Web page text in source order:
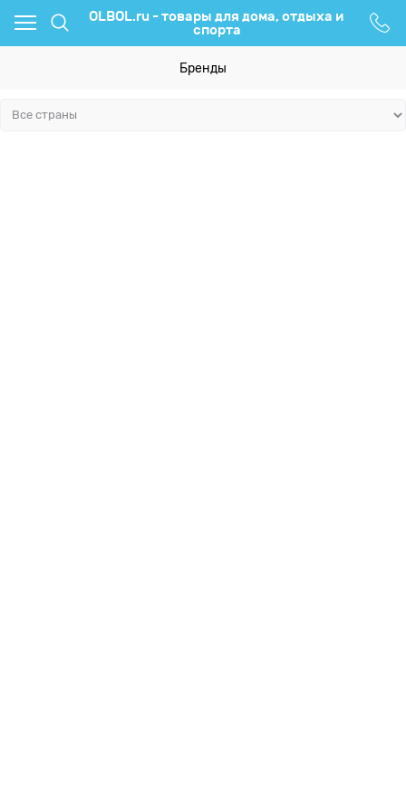
OLBOL.ru - товары для дома, отдыха и
спорта
Бренды